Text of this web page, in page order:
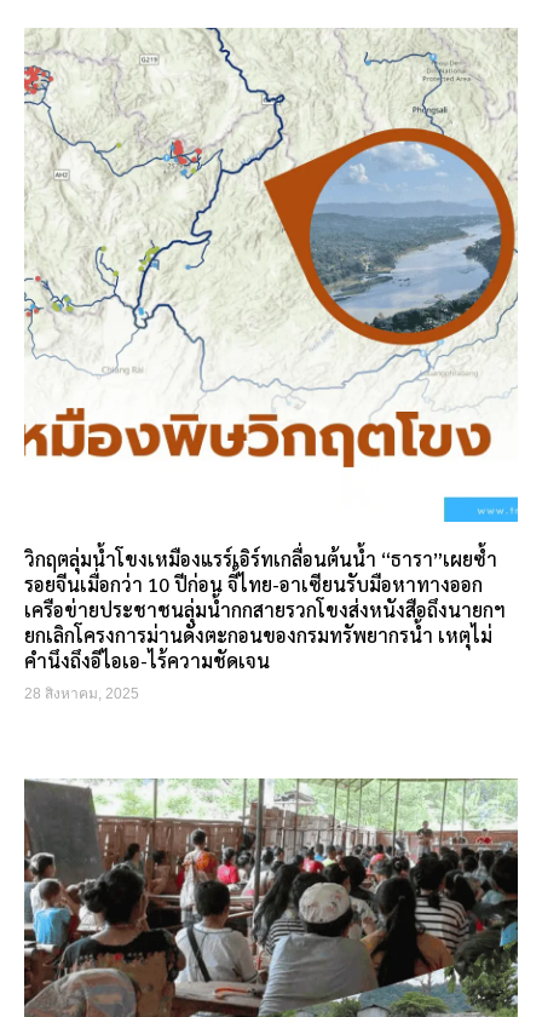
วิกฤตลุ่มน้ำโขงเหมืองแรร์เอิร์ทเกลื่อนต้นน้ำ “ธารา”เผยซ้ำ
รอยจีนเมื่อกว่า 10 ปีก่อน จี้ไทย-อาเซียนรับมือหาทางออก
เครือข่ายประชาชนลุ่มน้ำกกสายรวกโขงส่งหนังสือถึงนายกฯ
ยกเลิกโครงการม่านดังตะกอนของกรมทรัพยากรน้ำ เหตุไม่
คำนึงถึงอีไอเอ-ไร้ความชัดเจน
28 สิงหาคม, 2025